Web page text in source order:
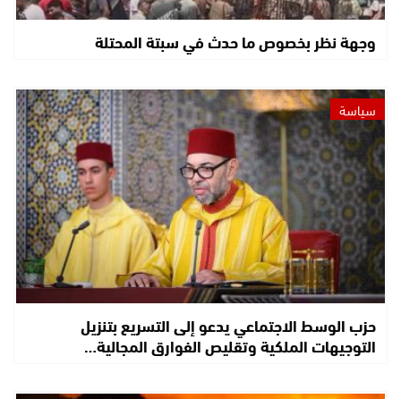
وجهة نظر بخصوص ما حدث في سبتة المحتلة
سياسة
حزب الوسط الاجتماعي يدعو إلى التسريع بتنزيل
التوجيهات الملكية وتقليص الفوارق المجالية…